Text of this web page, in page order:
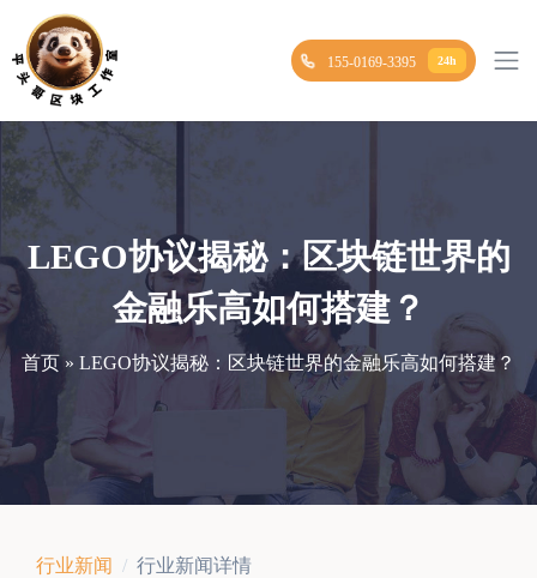
155-0169-3395 24h
LEGO协议揭秘：区块链世界的
金融乐高如何搭建？
首页 » LEGO协议揭秘：区块链世界的金融乐高如何搭建？
行业新闻 行业新闻详情